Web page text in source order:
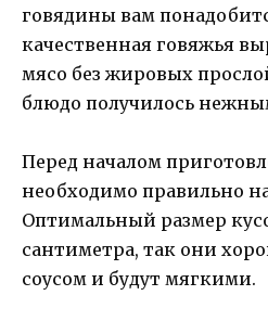
говядины вам
качественная говяжья
мясо без жировых
блюдо получилось
Перед началом
необходимо правильно
Оптимальный размер
сантиметра, так они
соусом и будут мягкими.